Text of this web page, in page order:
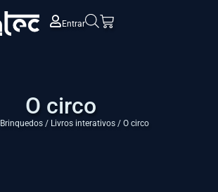
Entrar
O circo
Brinquedos / Livros interativos / O circo